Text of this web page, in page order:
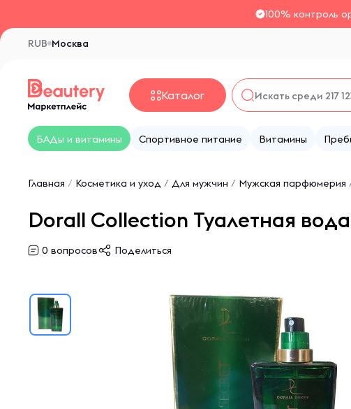
100% контроль
Москва
RUB
Каталог
БАДы и витамины Спортивное питание Витамины
Главная / Косметика и уход / Для мужчин / Мужская парфюмерия
Dorall Collection Туалетная
0 вопросов Поделиться